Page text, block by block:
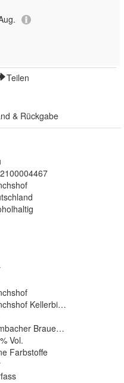
Teilen
& Rückgabe
Kellerbier Partyfass
Brauerei AG,
Vol.
Farbstoffe